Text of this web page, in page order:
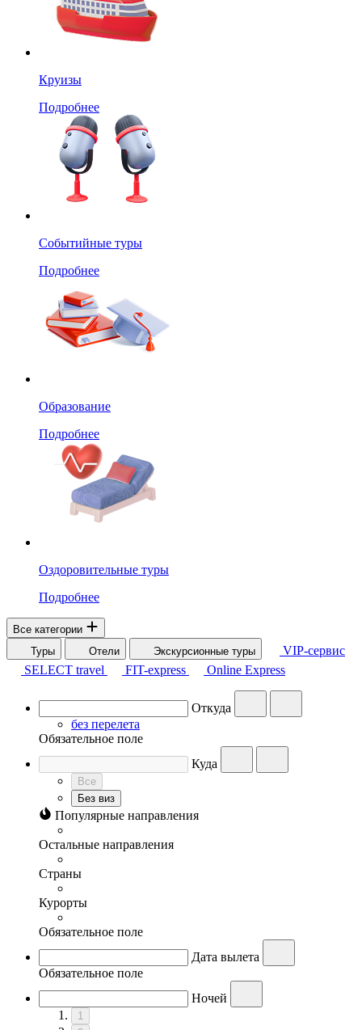
Круизы
Подробнее
Событийные туры
Подробнее
Образование
Подробнее
Оздоровительные туры
Подробнее
Все категории
Туры
Отели Экскурсионные туры
VIP-сервис
SELECT travel
FIT-express Online Express
Откуда
без перелета
Обязательное поле
Куда
Все
Без виз
Популярные направления
Остальные направления
Страны
Курорты
Обязательное поле
Дата вылета
Обязательное поле
Ночей
1